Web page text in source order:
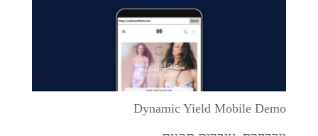
Dynamic Yield Mobile Demo